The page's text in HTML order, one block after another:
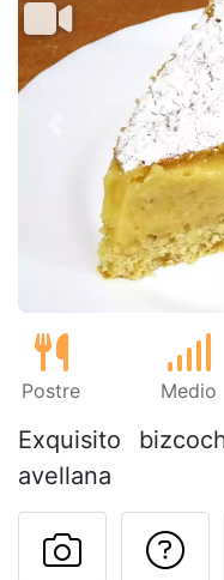
Anterior
Postre Medio
Exquisito
avellana